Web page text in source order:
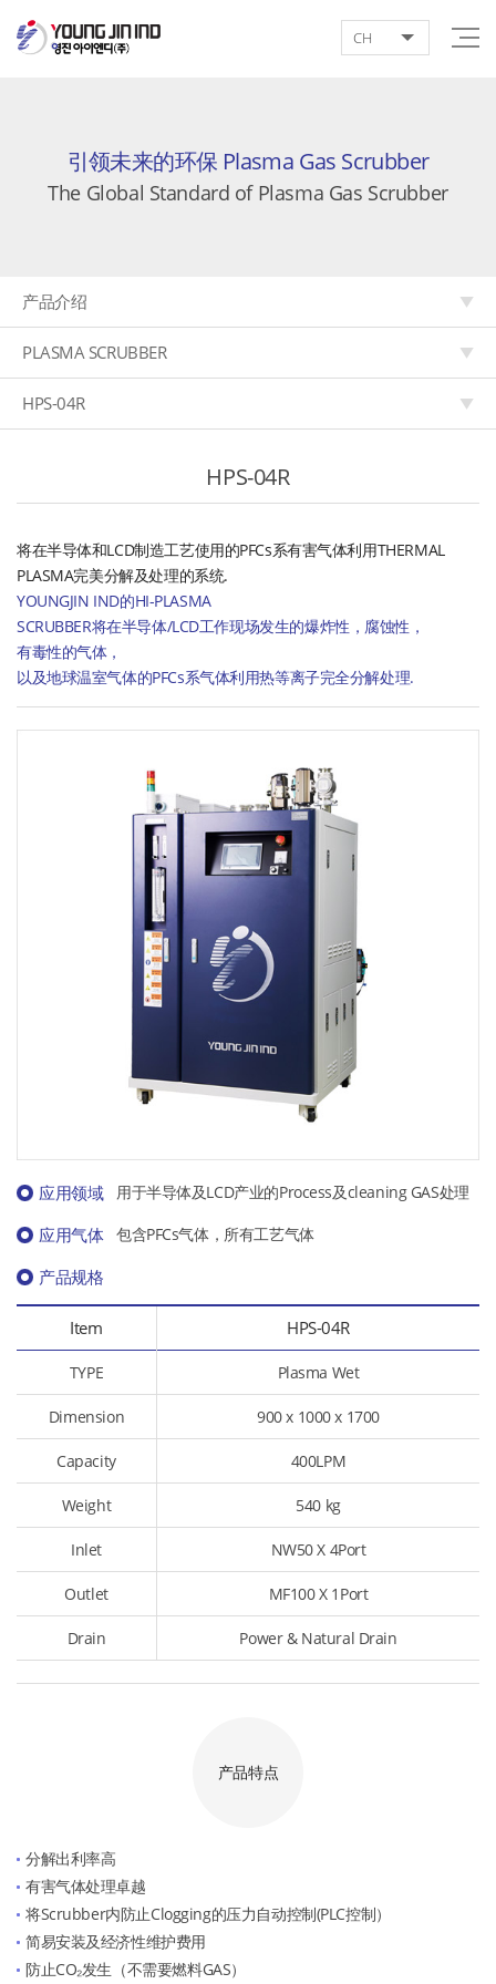
CH
引领未来的环保 Plasma Gas Scrubber
The Global Standard of Plasma Gas Scrubber
产品介绍
PLASMA SCRUBBER
HPS-04R
HPS-04R
将在半导体和LCD制造工艺使用的PFCs系有害气体利用THERMAL
PLASMA完美分解及处理的系统.
YOUNGJIN IND的HI-PLASMA
SCRUBBER将在半导体/LCD工作现场发生的爆炸性，腐蚀性，
有毒性的气体，
以及地球温室气体的PFCs系气体利用热等离子完全分解处理.
应用领域 用于半导体及LCD产业的Process及cleaning GAS处理
应用气体 包含PFCs气体，所有工艺气体
产品规格
Item HPS-04R
TYPE Plasma Wet
Dimension 900 x 1000 x 1700
Capacity 400LPM
Weight 540 kg
Inlet NW50 X 4Port
Outlet MF100 X 1Port
Drain Power & Natural Drain
产品特点
分解出利率高
有害气体处理卓越
将Scrubber内防止Clogging的压力自动控制(PLC控制）
简易安装及经济性维护费用
防止CO₂发生（不需要燃料GAS）